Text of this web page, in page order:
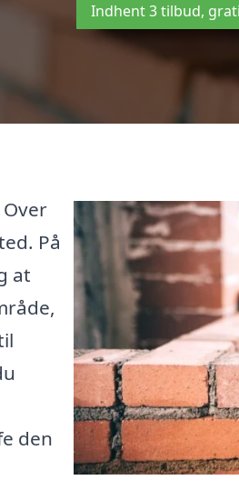
Indhent 3 tilbud,
På
at
den